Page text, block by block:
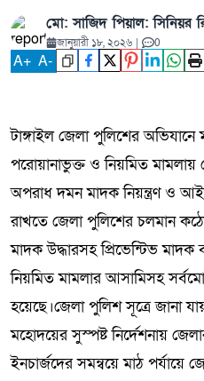
মো: সাজিদ পিয়াল: সিনিয়র
জানুয়ারী ১৮, ২০২৬ | 0
A+ A-
টাঙ্গাইল জেলা পুলিশের অভিযানে
পরোয়ানাভুক্ত ও নিয়মিত মামলায়
অপরাধ দমন মাদক নিয়ন্ত্রণ ও
রাখতে জেলা পুলিশের চলমান
মাদক উদ্ধারসহ প্রিভেন্টিভ মাদক
নিয়মিত মামলার আসামিসহ
হয়েছে।জেলা পুলিশ সূত্রে জানা
মহোদয়ের সুস্পষ্ট নির্দেশনায়
ইনচার্জদের সমন্বয়ে মাঠ পর্যায়ে